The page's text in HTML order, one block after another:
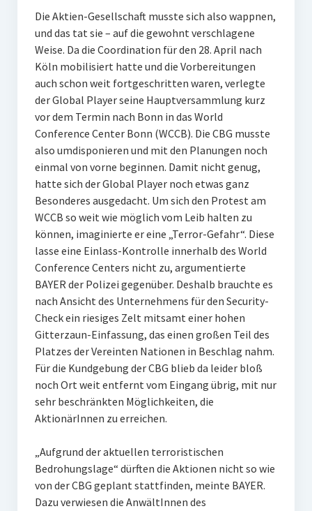
Die Aktien-Gesellschaft musste sich also wappnen,
und das tat sie – auf die gewohnt verschlagene
Weise. Da die Coordination für den 28. April nach
Köln mobilisiert hatte und die Vorbereitungen
auch schon weit fortgeschritten waren, verlegte
der Global Player seine Hauptversammlung kurz
vor dem Termin nach Bonn in das World
Conference Center Bonn (WCCB). Die CBG musste
also umdisponieren und mit den Planungen noch
einmal von vorne beginnen. Damit nicht genug,
hatte sich der Global Player noch etwas ganz
Besonderes ausgedacht. Um sich den Protest am
WCCB so weit wie möglich vom Leib halten zu
können, imaginierte er eine „Terror-Gefahr“. Diese
lasse eine Einlass-Kontrolle innerhalb des World
Conference Centers nicht zu, argumentierte
BAYER der Polizei gegenüber. Deshalb brauchte es
nach Ansicht des Unternehmens für den Security-
Check ein riesiges Zelt mitsamt einer hohen
Gitterzaun-Einfassung, das einen großen Teil des
Platzes der Vereinten Nationen in Beschlag nahm.
Für die Kundgebung der CBG blieb da leider bloß
noch Ort weit entfernt vom Eingang übrig, mit nur
sehr beschränkten Möglichkeiten, die
AktionärInnen zu erreichen.
„Aufgrund der aktuellen terroristischen
Bedrohungslage“ dürften die Aktionen nicht so wie
von der CBG geplant stattfinden, meinte BAYER.
Dazu verwiesen die AnwältInnen des